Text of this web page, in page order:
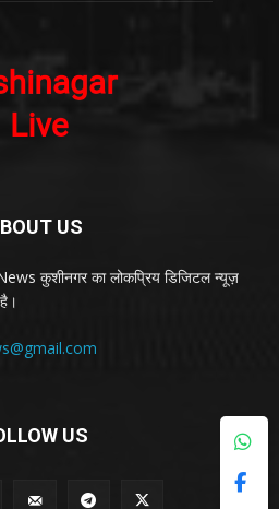
US
कुशीनगर का लोकप्रिय डिजिटल न्यूज़
US